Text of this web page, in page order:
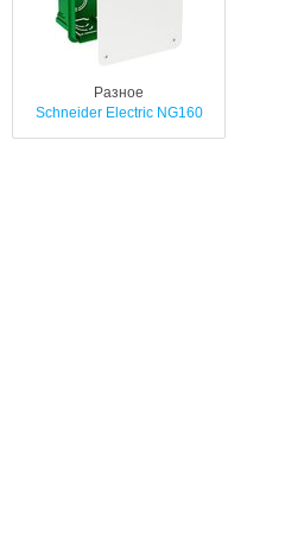
Разное
Schneider Electric NG160